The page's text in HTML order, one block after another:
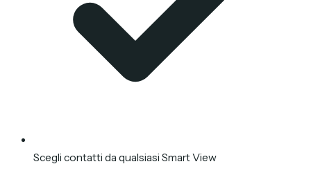
Scegli contatti da qualsiasi Smart View